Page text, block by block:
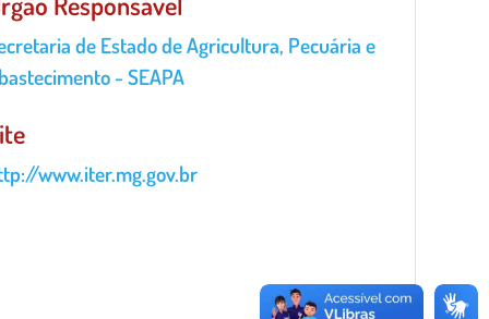
de Estado de Agricultura, Pecuária e
- SEAPA
www.iter.mg.gov.br